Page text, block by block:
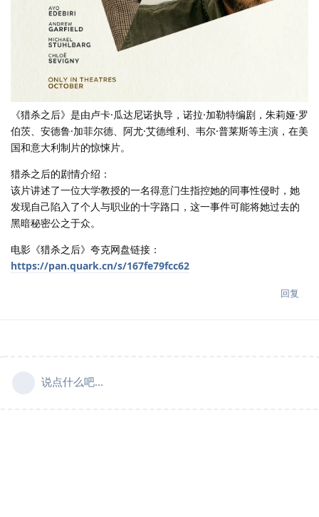
《猎杀之后》是由卢卡·瓜达尼诺执导，诺拉·加勒特编剧，朱莉娅·罗
伯茨、安德鲁·加菲尔德、阿尤·艾德维利、韦尔·普莱斯等主演，在美
国和意大利制片的惊悚片。
猎杀之后的剧情介绍：
该片讲述了一位大学教授的一名得意门生指控她的同事性侵时，她
发现自己陷入了个人与职业的十字路口，这一事件可能将她过去的
黑暗秘密公之于众。
电影《猎杀之后》夸克网盘链接：
https://pan.quark.cn/s/167fe79fcc62
回复
说点什么吧...